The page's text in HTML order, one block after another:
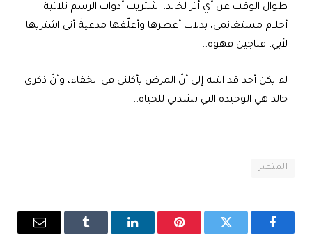
طوال الوقت عن أي أثر لخالد. اشتريت أدوات الرسم ثلاثية
أحلام مستغانمي، بدلات أعطرها وأعلّقها مدعيةَ أني اشتريها
لأبي، فناجين قهوة..
لم يكن أحد قد انتبه إلى أنّ المرض يأكلني في الخفاء، وأنّ ذكرى
خالد هي الوحيدة التي تشدني للحياة..
المتميز
فيسبوك تويتر بينتيريستلينكدإن Tumblr
البريد